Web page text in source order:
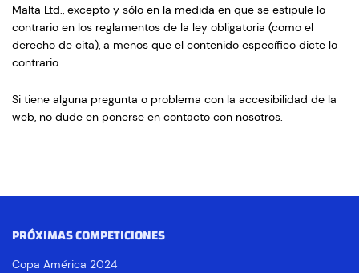
Malta Ltd., excepto y sólo en la medida en que se estipule lo
contrario en los reglamentos de la ley obligatoria (como el
derecho de cita), a menos que el contenido específico dicte lo
contrario.
Si tiene alguna pregunta o problema con la accesibilidad de la
web, no dude en ponerse en contacto con nosotros.
PRÓXIMAS COMPETICIONES
Copa América 2024